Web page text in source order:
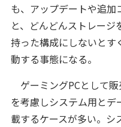
も、アップデートや追加
と、どんどんストレー
持った構成にしないとす
動する事態になる。
ゲーミングPCとして
を考慮しシステム用と
載するケースが多い。シ